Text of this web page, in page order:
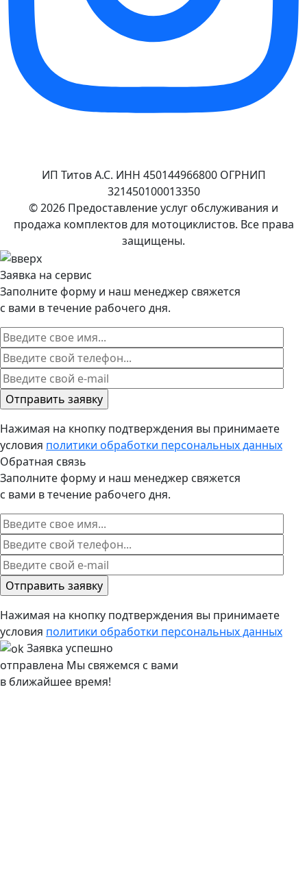
ИП Титов А.С. ИНН 450144966800 ОГРНИП
321450100013350
© 2026 Предоставление услуг обслуживания и
продажа комплектов для мотоциклистов. Все права
защищены.
Заявка на сервис
Заполните форму и наш менеджер свяжется
с вами в течение рабочего дня.
Нажимая на кнопку подтверждения вы принимаете
условия политики обработки персональных данных
Обратная связь
Заполните форму и наш менеджер свяжется
с вами в течение рабочего дня.
Нажимая на кнопку подтверждения вы принимаете
условия политики обработки персональных данных
Заявка успешно
отправлена Мы свяжемся с вами
в ближайшее время!